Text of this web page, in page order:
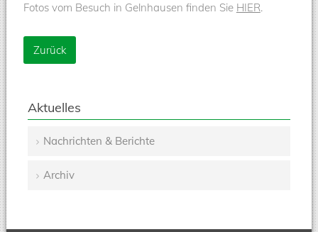
Fotos vom Besuch in Gelnhausen finden Sie HIER.
Zurück
Aktuelles
überspringen
Nachrichten & Berichte
Archiv